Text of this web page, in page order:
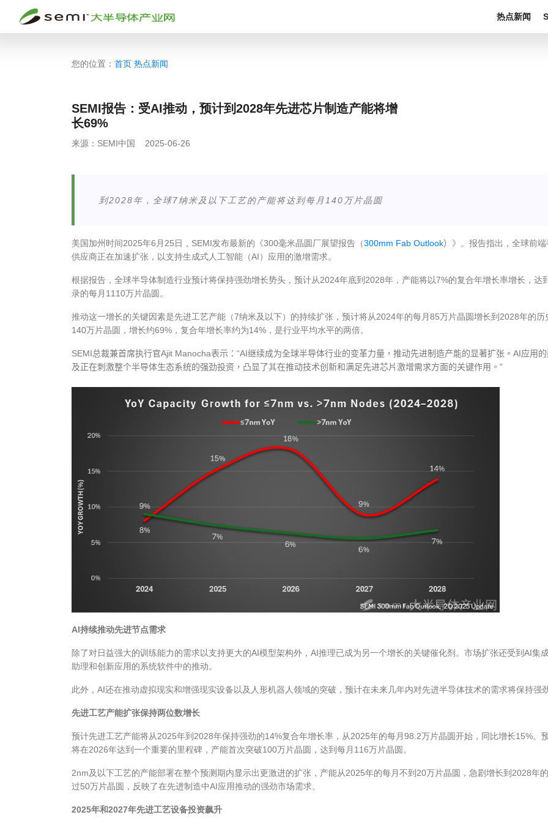
热点新闻
您的位置： 首页 热点新闻
SEMI报告：受AI推动，预计到2028年先进芯片制造产能将增
长69%
来源： SEMI中国 2025-06-26
到2028年，全球7纳米及以下工艺的产能将达到每月140万片晶圆
美国加州时间2025年6 月 25日， SEMI发布最新的《300毫米晶圆厂展望报告（300mm Fab Outlook） 》。报告指出，全球前
供应商正在加速扩张，以支持生成式人工智能（AI）应用的激增需求。
根据报告，全球半导体制造行业预计将保持强劲增长势头，预计从2024年底到2028年，产能将以7%的复合年增长率增长，达
录的每月 1110万片晶圆。
推动这一增长的关键因素是先进工艺产能（7纳米及以下）的持续扩张，预计将从2024年的每月85万片晶圆增长到2028年的历
140万片晶圆，增长约69% ，复合年增长率约为14% ，是行业平均水平的两倍。
SEMI总裁兼首席执行官Ajit Manocha表示：“AI继续成为全球半导体行业的变革力量，推动先进制造产能的显著扩张。 AI应用
及正在刺激整个半导体生态系统的强劲投资，凸显了其在推动技术创新和满足先进芯片激增需求方面的关键作用。 ”
AI持续推动先进节点需求
除了对日益强大的训练能力的需求以支持更大的AI模型架构外， AI推理已成为另一个增长的关键催化剂。市场扩张还受到 AI集
助理和创新应用的系统软件中的推动。
此外， AI还在推动虚拟现实和增强现实设备以及人形机器人领域的突破，预计在未来几年内对先进半导体技术的需求将保持强劲
先进工艺产能扩张保持两位数增长
预计先进工艺产能将从2025年到 2028年保持强劲的14%复合年增长率，从2025年的每月98.2万片晶圆开始，同比增长15%。
将在2026年达到一个重要的里程碑，产能首次突破100万片晶圆，达到每月 116万片晶圆。
2nm及以下工艺的产能部署在整个预测期内显示出更激进的扩张，产能从2025年的每月不到 20万片晶圆，急剧增长到 2028年
过50万片晶圆，反映了在先进制造中AI应用推动的强劲市场需求。
2025年和2027年先进工艺设备投资飙升